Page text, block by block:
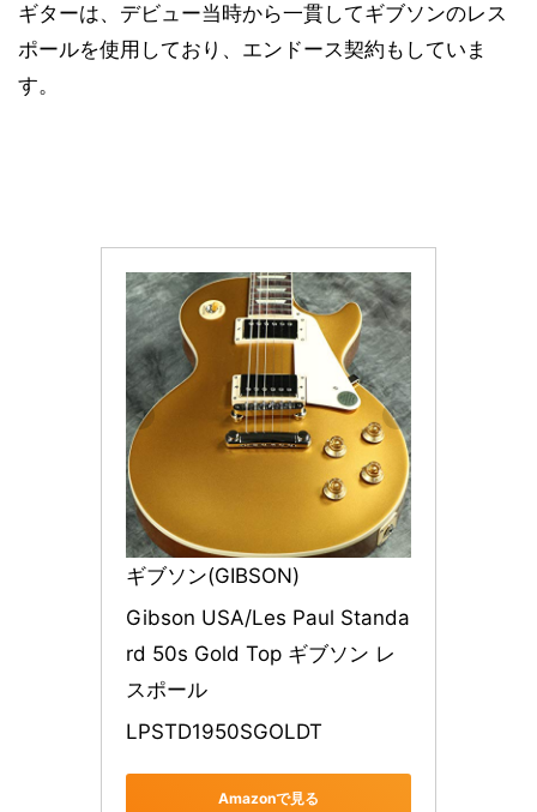
ギターは、デビュー当時から一貫してギブソンのレス
ポールを使用しており、エンドース契約もしていま
す。
ギブソン(GIBSON)
Gibson USA/Les Paul Standa
rd 50s Gold Top ギブソン レ
スポール
LPSTD1950SGOLDT
Amazonで見る